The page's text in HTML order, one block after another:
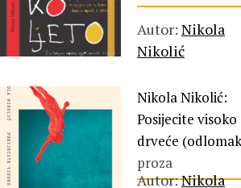
Autor: Nikola
Nikolić
Nikola Nikolić:
Posijecite visoko
drveće
proza
Autor:Nikola